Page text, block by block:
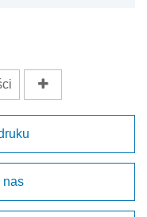
nas